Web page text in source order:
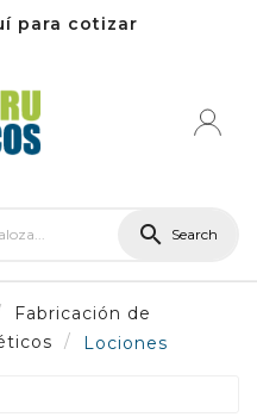
para cotizar
 Search
Fabricación de
Lociones